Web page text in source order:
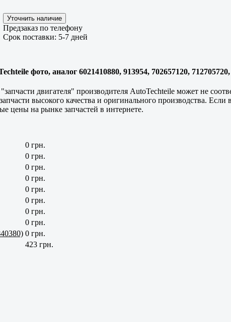
Предзаказ по телефону
Срок поставки: 5-7 дней
фото, аналог 6021410880, 913954, 702657120, 712705720,
двигателя" производителя AutoTechteile может не
высокого качества и оригинального производства.
цены на рынке запчастей в интернете.
0 грн.
0 грн.
0 грн.
0 грн.
0 грн.
0 грн.
0 грн.
0 грн.
0 грн.
423 грн.